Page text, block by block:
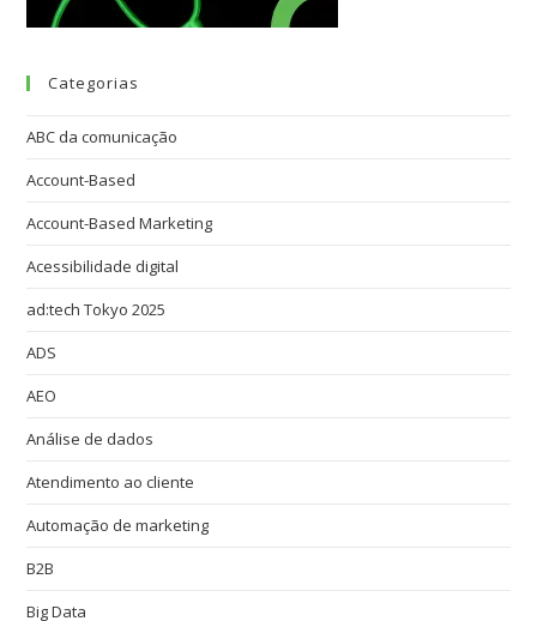
Categorias
ABC da comunicação
Account-Based
Account-Based Marketing
Acessibilidade digital
ad:tech Tokyo 2025
ADS
AEO
Análise de dados
Atendimento ao cliente
Automação de marketing
B2B
Big Data